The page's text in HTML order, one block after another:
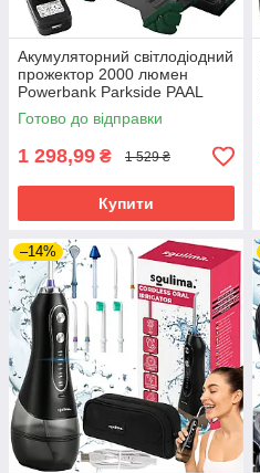
Акумуляторний світлодіодний
прожектор 2000 люмен
Powerbank Parkside PAAL
6000 D1
Готово до відправки
1 298,99 ₴ 1 529 ₴
Купити
–14%